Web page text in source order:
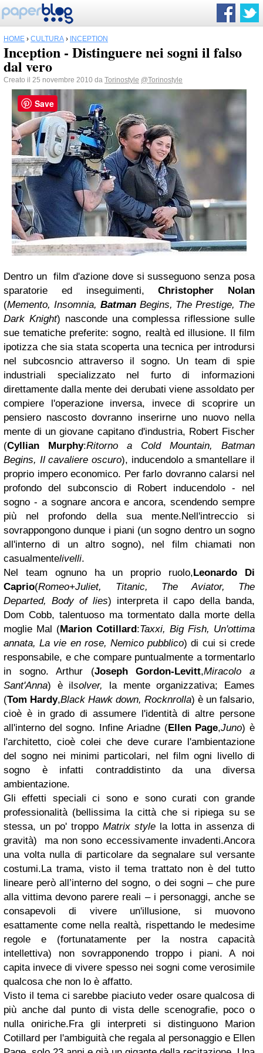
HOME › CULTURA › INCEPTION
Inception - Distinguere nei sogni il falso
dal vero
Creato il 25 novembre 2010 da Torinostyle @Torinostyle
Dentro un film d'azione dove si susseguono senza posa
sparatorie ed inseguimenti,Christopher Nolan
(Memento, Insomnia, BatmanBegins, The Prestige, The
Dark Knight) nasconde una complessa riflessione sulle
sue tematiche preferite: sogno, realtà ed illusione. Il film
ipotizza che sia stata scoperta una tecnica per introdursi
nel subcosncio attraverso il sogno. Un team di spie
industriali specializzato nel furto di informazioni
direttamente dalla mente dei derubati viene assoldato per
compiere l'operazione inversa, invece di scoprire un
pensiero nascosto dovranno inserirne uno nuovo nella
mente di un giovane capitano d'industria, Robert Fischer
(Cyllian Murphy:Ritorno a Cold Mountain, Batman
Begins, Il cavaliere oscuro), inducendolo a smantellare il
proprio impero economico. Per farlo dovranno calarsi nel
profondo del subconscio di Robert inducendolo - nel
sogno - a sognare ancora e ancora, scendendo sempre
più nel profondo della sua mente.Nell'intreccio si
sovrappongono dunque i piani (un sogno dentro un sogno
all'interno di un altro sogno), nel film chiamati non
casualmentelivelli.
Nel team ognuno ha un proprio ruolo,Leonardo Di
Caprio(Romeo+Juliet, Titanic, The Aviator, The
Departed, Body of lies) interpreta il capo della banda,
Dom Cobb, talentuoso ma tormentato dalla morte della
moglie Mal (Marion Cotillard:Taxxi, Big Fish, Un'ottima
annata, La vie en rose, Nemico pubblico) di cui si crede
responsabile, e che compare puntualmente a tormentarlo
in sogno. Arthur (Joseph Gordon-Levitt,Miracolo a
Sant'Anna) è ilsolver, la mente organizzativa; Eames
(Tom Hardy,Black Hawk down, Rocknrolla) è un falsario,
cioè è in grado di assumere l'identità di altre persone
all'interno del sogno. Infine Ariadne (Ellen Page,Juno) è
l'architetto, cioè colei che deve curare l'ambientazione
del sogno nei minimi particolari, nel film ogni livello di
sogno è infatti contraddistinto da una diversa
ambientazione.
Gli effetti speciali ci sono e sono curati con grande
professionalità (bellissima la città che si ripiega su se
stessa, un po' troppo Matrix style la lotta in assenza di
gravità) ma non sono eccessivamente invadenti.Ancora
una volta nulla di particolare da segnalare sul versante
costumi.La trama, visto il tema trattato non è del tutto
lineare però all’interno del sogno, o dei sogni – che pure
alla vittima devono parere reali – i personaggi, anche se
consapevoli di vivere un'illusione, si muovono
esattamente come nella realtà, rispettando le medesime
regole e (fortunatamente per la nostra capacità
intellettiva) non sovrapponendo troppo i piani. A noi
capita invece di vivere spesso nei sogni come verosimile
qualcosa che non lo è affatto.
Visto il tema ci sarebbe piaciuto veder osare qualcosa di
più anche dal punto di vista delle scenografie, poco o
nulla oniriche.Fra gli interpreti si distinguono Marion
Cotillard per l'ambiguità che regala al personaggio e Ellen
Save